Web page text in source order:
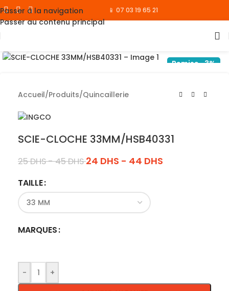
Passer à la navigation
Passer au contenu principal
📱 07 03 19 65 21
Remise -3%
Accueil/Produits/Quincaillerie
SCIE-CLOCHE 33MM/HSB40331
25DHS-45DHS 24 DHS - 44 DHS
TAILLE
MARQUES
- +